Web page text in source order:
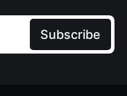
Subscribe